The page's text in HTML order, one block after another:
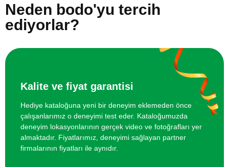
Arkadaş Grubu için VR Sanal Gerçeklik
Oyunu
500 TL
Online Temel Karakalem Kursu
Online Heykel Kursu 750 TL
Online Resim Kursu 750 TL
Neden bodo'yu tercih
ediyorlar?
Kalite ve fiyat garantisi
Hediye kataloğuna yeni bir deneyim eklemeden önce
çalışanlarımız o deneyimi test eder. Kataloğumuzda
deneyim lokasyonlarının gerçek video ve fotoğrafları yer
almaktadır. Fiyatlarımız, deneyimi sağlayan partner
firmalarının fiyatları ile aynıdır.